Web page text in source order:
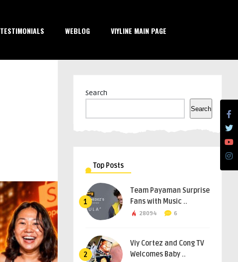
TESTIMONIALS WEBLOG VIYLINE MAIN PAGE
Search
Search
Top Posts
1
Team Payaman Surprise
Fans with Music ..
28094 6
2
Viy Cortez and Cong TV
Welcomes Baby ..